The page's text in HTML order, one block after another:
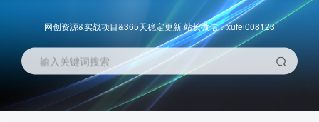
网创资源&实战项目&365天稳定更新 站长微信：xufei008123
输入关键词搜索